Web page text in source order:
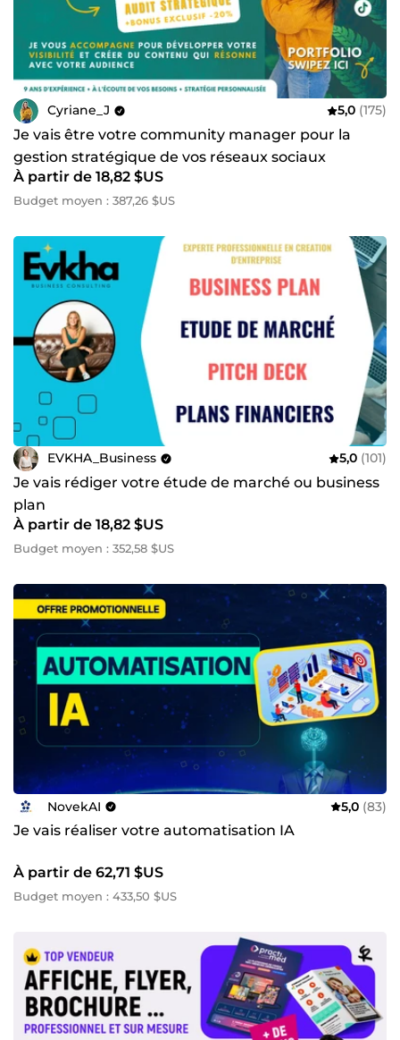
Cyriane_J 5,0 (175)
Je vais être votre community manager pour la
gestion stratégique de vos réseaux sociaux
À partir de 18,82 $US
Budget moyen : 387,26 $US
EVKHA_Business 5,0 (101)
Je vais rédiger votre étude de marché ou business
plan
À partir de 18,82 $US
Budget moyen : 352,58 $US
NovekAI 5,0 (83)
Je vais réaliser votre automatisation IA
À partir de 62,71 $US
Budget moyen : 433,50 $US